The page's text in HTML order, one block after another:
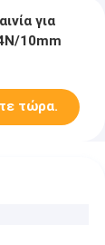
για
10mm
τώρα.